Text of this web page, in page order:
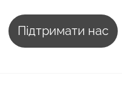
Підтримати нас